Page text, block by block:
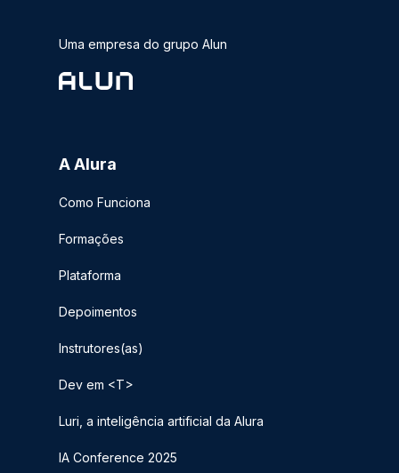
Uma empresa do grupo Alun
A Alura
Como Funciona
Formações
Plataforma
Depoimentos
Instrutores(as)
Dev em <T>
Luri, a inteligência artificial da Alura
IA Conference 2025